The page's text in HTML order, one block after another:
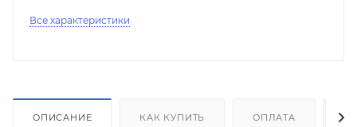
Все характеристики
ОПИСАНИЕ КАК КУПИТЬ ОПЛАТА